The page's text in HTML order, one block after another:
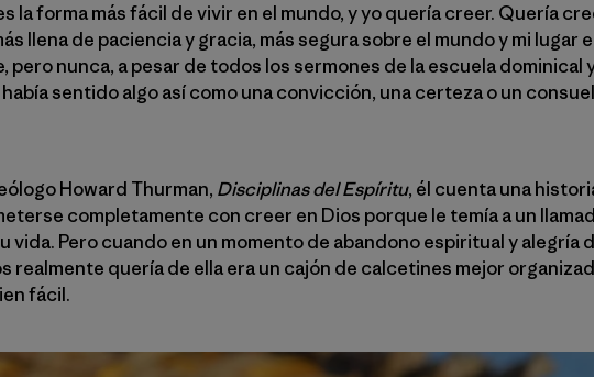
la forma más fácil de vivir en el mundo, y yo quería creer. Quería
llena de paciencia y gracia, más segura sobre el mundo y mi lugar
pero nunca, a pesar de todos los sermones de la escuela dominical
sentido algo así como una convicción, una certeza o un
Howard Thurman, Disciplinas del Espíritu, él cuenta una
completamente con creer en Dios porque le temía a un
vida. Pero cuando en un momento de abandono espiritual y alegría
realmente quería de ella era un cajón de calcetines mejor
fácil.